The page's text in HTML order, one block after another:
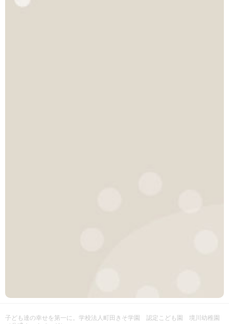
子ども達の幸せを第一に。 学校法人町田きそ学園 認定こども園 境川幼稚園